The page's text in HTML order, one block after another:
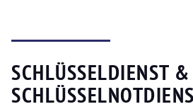
SCHLÜSSELDIENST &